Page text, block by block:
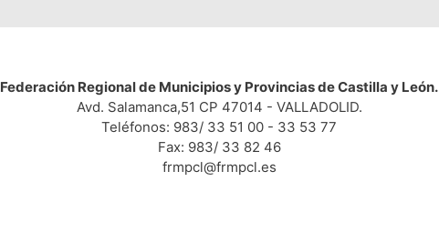
Federación Regional de Municipios y Provincias de Castilla y León.
Avd. Salamanca,51 CP 47014 - VALLADOLID.
Teléfonos: 983/ 33 51 00 - 33 53 77
Fax: 983/ 33 82 46
frmpcl@frmpcl.es